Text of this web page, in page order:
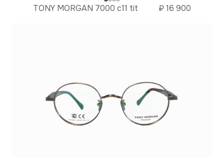
TONY MORGAN 7000 c11 tit ₽16 900